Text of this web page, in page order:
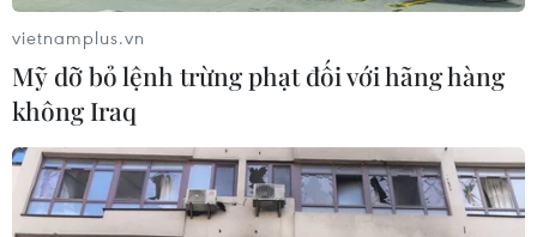
vietnamplus.vn
Mỹ dỡ bỏ lệnh trừng phạt đối với hãng hàng
không Iraq